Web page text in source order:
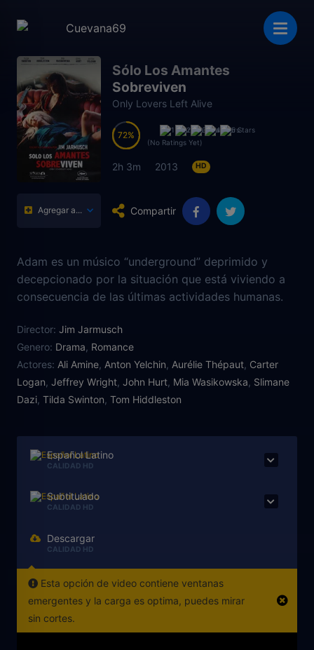
Agregar a...
Sólo Los Amantes
Sobreviven
Only Lovers Left Alive
72
72
(No Ratings Yet)
2h 3m 2013 HD
Compartir
Adam es un músico “underground” deprimido y
decepcionado por la situación que está viviendo a
consecuencia de las últimas actividades humanas.
vampiros apasionados por la literatura y la música
que luchan por sobrevivir en un mundo donde los
seres humanos son simples zombies cuya sangre es
incomestible para ellos. Pero el feliz romance
pronto se ve alterado por la llegada de la
intentará por todos los medios acabar con su
relación.
Director: Jim Jarmusch
Genero: Drama Romance
Actores: Ali Amine Anton Yelchin Aurélie Thépaut Carter
Logan Jeffrey Wright John Hurt Mia Wasikowska Slimane
Dazi Tilda Swinton Tom Hiddleston
Español Latino
CALIDAD HD
Subtitulado
CALIDAD HD
Descargar
CALIDAD HD
Esta opción de video contiene ventanas
emergentes y la carga es optima, puedes mirar
sin cortes.